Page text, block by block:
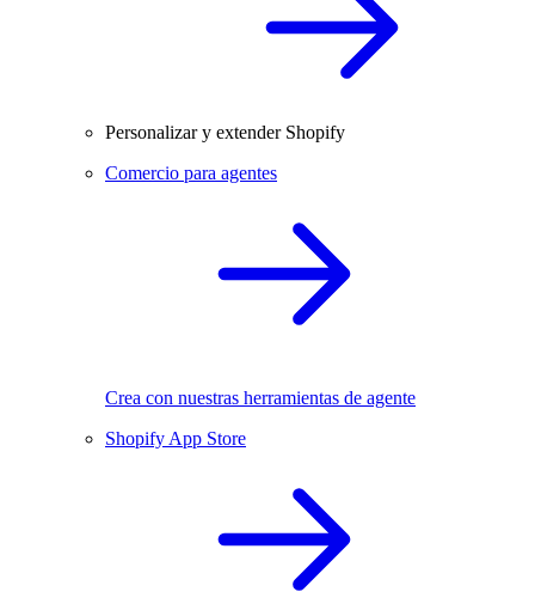
Personalizar y extender Shopify
Comercio para agentes
Crea con nuestras herramientas de agente
Shopify App Store